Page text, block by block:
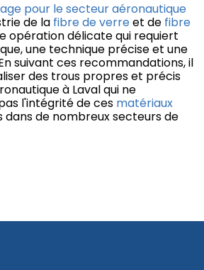
pour le secteur aéronautique
de la fibre de verreet de fibre
opération délicate qui requiert
une technique précise et une
suivant ces recommandations, il
des trous propres et précis
à Laval qui ne
l'intégrité de ces matériaux
dans de nombreux secteurs de